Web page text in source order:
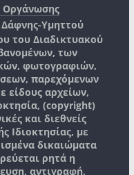
Οργάνωσης
Υμηττού
του Διαδικτυακού
των
φωτογραφιών,
παρεχόμενων
είδους αρχείων,
(copyright)
και διεθνείς
Ιδιοκτησίας, με
δικαιώματα
ρητά η
αντιγραφή,